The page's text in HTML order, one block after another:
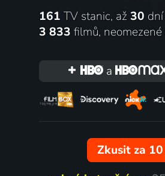
Francie | Drama
61
161 TV stanic, až 30
3 833 filmů,
a
Zkusit za 10